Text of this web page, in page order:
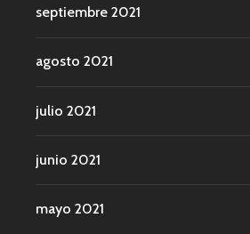
septiembre 2021
agosto 2021
julio 2021
junio 2021
mayo 2021